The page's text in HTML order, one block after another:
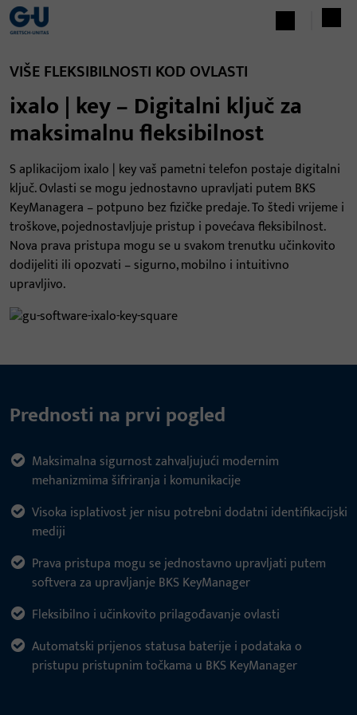
VIŠE FLEKSIBILNOSTI KOD OVLASTI
ixalo | key – Digitalni ključ za
maksimalnu fleksibilnost
S aplikacijom ixalo | key vaš pametni telefon postaje digitalni
ključ. Ovlasti se mogu jednostavno upravljati putem BKS
KeyManagera – potpuno bez fizičke predaje. To štedi vrijeme i
troškove, pojednostavljuje pristup i povećava fleksibilnost.
Nova prava pristupa mogu se u svakom trenutku učinkovito
dodijeliti ili opozvati – sigurno, mobilno i intuitivno
upravljivo.
Prednosti na prvi pogled
Maksimalna sigurnost zahvaljujući modernim
mehanizmima šifriranja i komunikacije
Visoka isplativost jer nisu potrebni dodatni identifikacijski
mediji
Prava pristupa mogu se jednostavno upravljati putem
softvera za upravljanje BKS KeyManager
Fleksibilno i učinkovito prilagođavanje ovlasti
Automatski prijenos statusa baterije i podataka o
pristupu pristupnim točkama u BKS KeyManager